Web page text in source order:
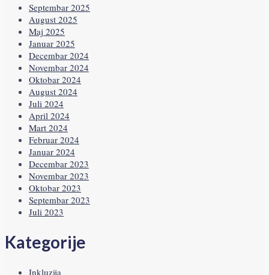
Septembar 2025
August 2025
Maj 2025
Januar 2025
Decembar 2024
Novembar 2024
Oktobar 2024
August 2024
Juli 2024
April 2024
Mart 2024
Februar 2024
Januar 2024
Decembar 2023
Novembar 2023
Oktobar 2023
Septembar 2023
Juli 2023
Kategorije
Inkluzija